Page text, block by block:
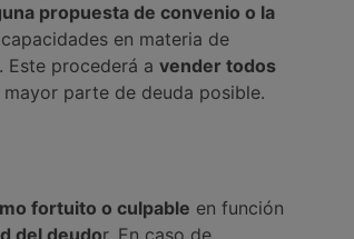
propuesta de convenio o la
en materia de
. Este procederá a vender todos
parte de deuda posible.
fortuito o culpable en función
del deudor. En caso de